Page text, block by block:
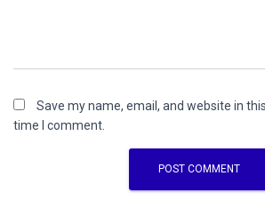
Save my name, email, and website in
time I comment.